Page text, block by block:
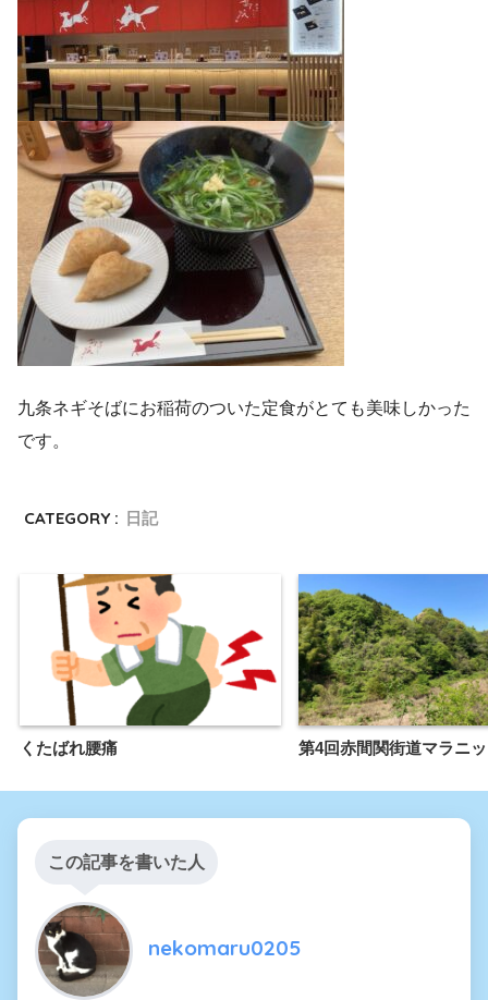
九条ネギそばにお稲荷のついた定食がとても美味しかった
です。
CATEGORY : 日記
くたばれ腰痛 第4回赤間関街道マラニ
この記事を書いた人
nekomaru0205